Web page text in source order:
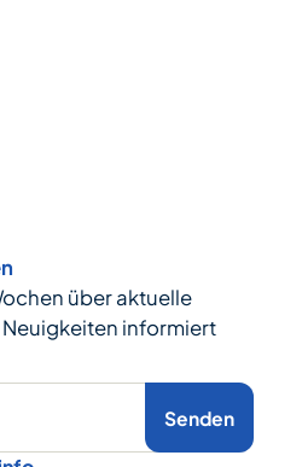
über aktuelle
informiert
Senden